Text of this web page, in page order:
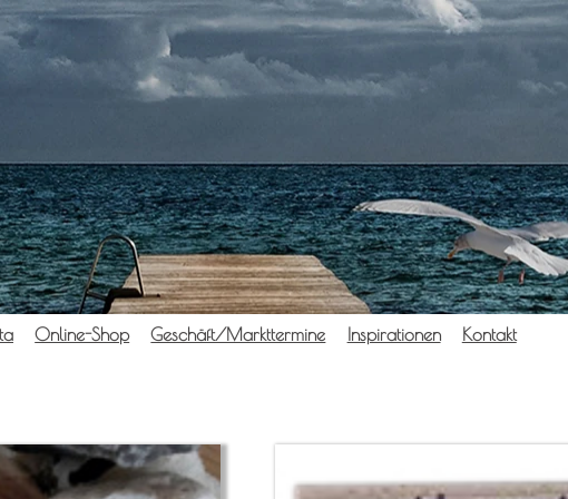
Online-Shop Geschäft/Markttermine Inspi­ra­tio­nen Kon­takt